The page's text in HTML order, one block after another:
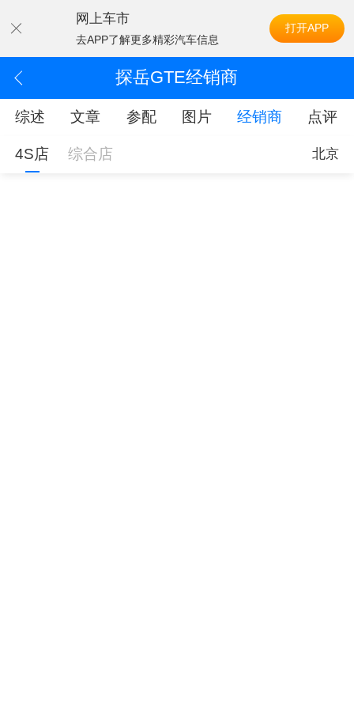
网上车市
去APP了解更多精彩汽车信息
打开APP
探岳GTE经销商
综述 文章 参配 图片 经销商 点评
4S店 综合店 北京